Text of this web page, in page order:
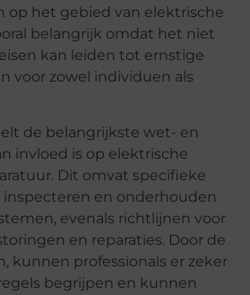
op het gebied van elektrische
belangrijk omdat het niet
kan leiden tot ernstige
voor zowel individuen als
de belangrijkste wet- en
invloed is op elektrische
Dit omvat specifieke
en onderhouden
evenals richtlijnen voor
en reparaties. Door de
kunnen professionals er zeker
begrijpen en kunnen